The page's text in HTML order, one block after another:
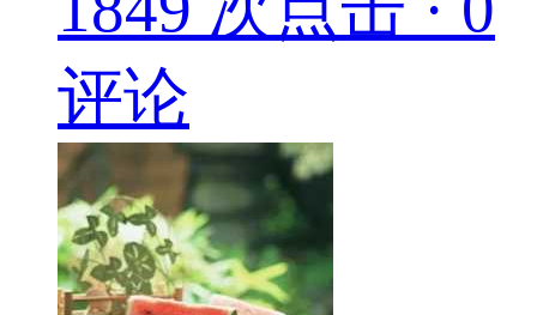
评论